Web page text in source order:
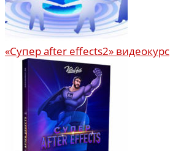
«Супер after effects2» видеокурс